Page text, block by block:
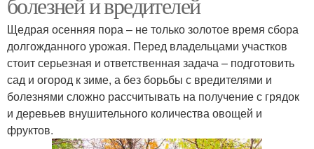
Щедрая осенняя пора – не только золотое время сбора
долгожданного урожая. Перед владельцами участков
стоит серьезная и ответственная задача – подготовить
сад и огород к зиме, а без борьбы с вредителями и
болезнями сложно рассчитывать на получение с грядок
и деревьев внушительного количества овощей и
фруктов.